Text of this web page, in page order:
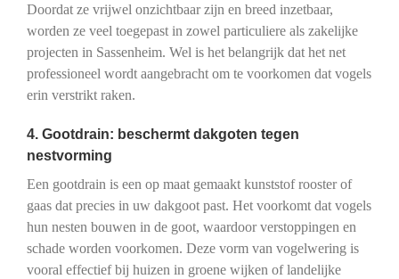
Doordat ze vrijwel onzichtbaar zijn en breed inzetbaar,
worden ze veel toegepast in zowel particuliere als zakelijke
projecten in Sassenheim. Wel is het belangrijk dat het net
professioneel wordt aangebracht om te voorkomen dat vogels
erin verstrikt raken.
4. Gootdrain: beschermt dakgoten tegen
nestvorming
Een gootdrain is een op maat gemaakt kunststof rooster of
gaas dat precies in uw dakgoot past. Het voorkomt dat vogels
hun nesten bouwen in de goot, waardoor verstoppingen en
schade worden voorkomen. Deze vorm van vogelwering is
vooral effectief bij huizen in groene wijken of landelijke